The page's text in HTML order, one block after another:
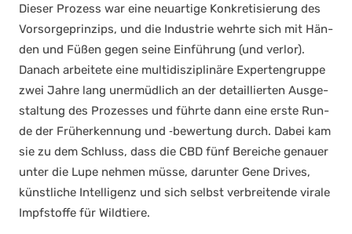
Die­ser Pro­zess war eine neu­ar­ti­ge Kon­kre­ti­sie­rung des
Vor­sor­ge­prin­zips, und die Indus­trie wehr­te sich mit Hän­
den und Füßen gegen sei­ne Ein­füh­rung (und ver­lor).
Danach arbei­te­te eine mul­ti­dis­zi­pli­nä­re Exper­ten­grup­pe
zwei Jah­re lang uner­müd­lich an der detail­lier­ten Aus­ge­
stal­tung des Pro­zes­ses und führ­te dann eine ers­te Run­
de der Früh­erken­nung und ‑bewer­tung durch. Dabei kam
sie zu dem Schluss, dass die CBD fünf Berei­che genau­er
unter die Lupe neh­men müs­se, dar­un­ter Gene Dri­ves,
künst­li­che Intel­li­genz und sich selbst ver­brei­ten­de vira­le
Impf­stof­fe für Wild­tie­re.